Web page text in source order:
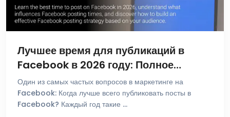
Лучшее время для публикаций в
Facebook в 2026 году: Полное
руководство
Один из самых частых вопросов в маркетинге на
Facebook: Когда лучше всего публиковать посты в
Facebook? Каждый год такие …